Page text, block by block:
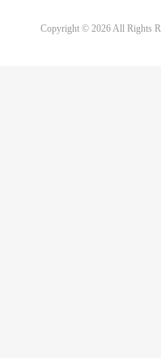
Copyright © 2026 All Rights